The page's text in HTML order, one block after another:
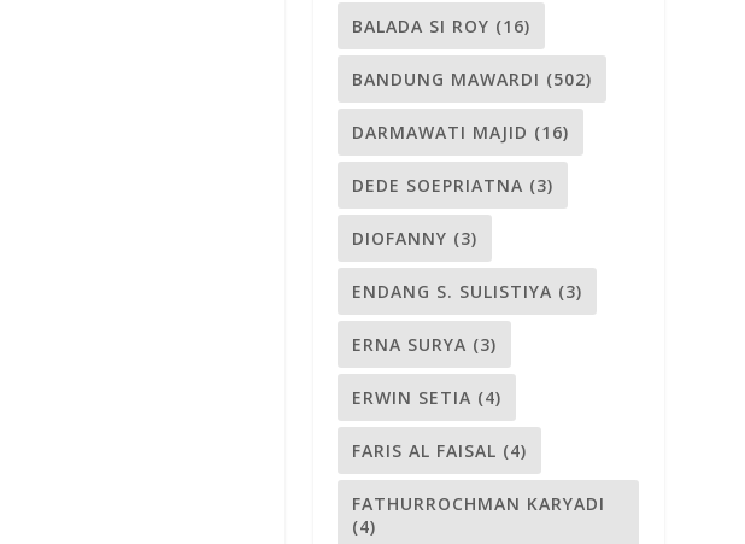
BALADA SI ROY (16)
BANDUNG MAWARDI (502)
DARMAWATI MAJID (16)
DEDE SOEPRIATNA (3)
DIOFANNY (3)
ENDANG S. SULISTIYA (3)
ERNA SURYA (3)
ERWIN SETIA (4)
FARIS AL FAISAL (4)
FATHURROCHMAN KARYADI
(4)